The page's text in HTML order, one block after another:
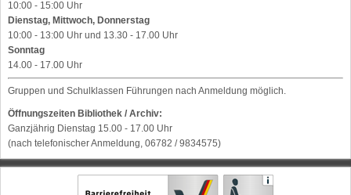
10:00 - 15:00 Uhr
Dienstag, Mittwoch, Donnerstag
10:00 - 13:00 Uhr und 13.30 - 17.00 Uhr
Sonntag
14.00 - 17.00 Uhr
Gruppen und Schulklassen Führungen nach Anmeldung möglich.
Öffnungszeiten Bibliothek / Archiv:
Ganzjährig Dienstag 15.00 - 17.00 Uhr
(nach telefonischer Anmeldung, 06782 / 9834575)